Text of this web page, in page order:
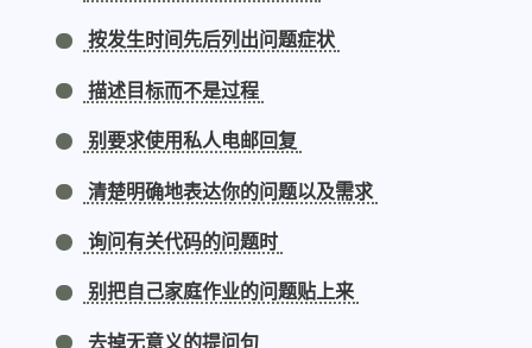
按发生时间先后列出问题症状
描述目标而不是过程
别要求使用私人电邮回复
清楚明确地表达你的问题以及需求
询问有关代码的问题时
别把自己家庭作业的问题贴上来
去掉无意义的提问句